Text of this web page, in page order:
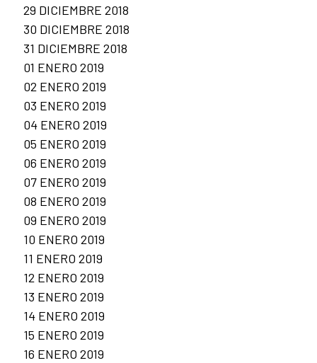
29 DICIEMBRE 2018
30 DICIEMBRE 2018
31 DICIEMBRE 2018
01 ENERO 2019
02 ENERO 2019
03 ENERO 2019
04 ENERO 2019
05 ENERO 2019
06 ENERO 2019
07 ENERO 2019
08 ENERO 2019
09 ENERO 2019
10 ENERO 2019
11 ENERO 2019
12 ENERO 2019
13 ENERO 2019
14 ENERO 2019
15 ENERO 2019
16 ENERO 2019